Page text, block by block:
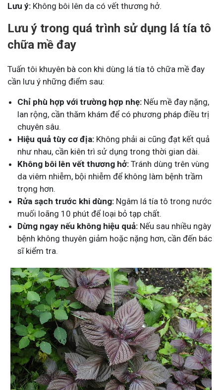
Lưu ý: Không bôi lên da có vết thương hở.
Lưu ý trong quá trình sử dụng lá tía tô
chữa mề đay
Tuấn tôi khuyên bà con khi dùng lá tía tô chữa mề đay
cần lưu ý những điểm sau:
Chỉ phù hợp với trường hợp nhẹ: Nếu mề đay nặng,
lan rộng, cần thăm khám để có phương pháp điều trị
chuyên sâu.
Hiệu quả tùy cơ địa: Không phải ai cũng đạt kết quả
như nhau, cần kiên trì sử dụng trong thời gian dài.
Không bôi lên vết thương hở: Tránh dùng trên vùng
da viêm nhiễm, bội nhiễm để không làm bệnh trầm
trọng hơn.
Rửa sạch trước khi dùng: Ngâm lá tía tô trong nước
muối loãng 10 phút để loại bỏ tạp chất.
Dừng ngay nếu không hiệu quả: Nếu sau nhiều ngày
bệnh không thuyên giảm hoặc nặng hơn, cần đến bác
sĩ kiểm tra.